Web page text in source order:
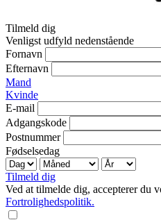
Tilmeld dig
Venligst udfyld nedenstående
Fornavn
Efternavn
Mand
Kvinde
E-mail
Adgangskode
Postnummer
Fødselsedag
Tilmeld dig
Ved at tilmelde dig, accepterer du
Fortrolighedspolitik.